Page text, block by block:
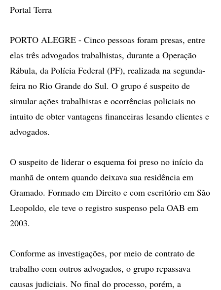
Portal Terra
PORTO ALEGRE - Cinco pessoas foram presas, entre
elas três advogados trabalhistas, durante a Operação
Rábula, da Polícia Federal (PF), realizada na segunda-
feira no Rio Grande do Sul. O grupo é suspeito de
simular ações trabalhistas e ocorrências policiais no
intuito de obter vantagens financeiras lesando clientes e
advogados.
O suspeito de liderar o esquema foi preso no início da
manhã de ontem quando deixava sua residência em
Gramado. Formado em Direito e com escritório em São
Leopoldo, ele teve o registro suspenso pela OAB em
2003.
Conforme as investigações, por meio de contrato de
trabalho com outros advogados, o grupo repassava
causas judiciais. No final do processo, porém, a